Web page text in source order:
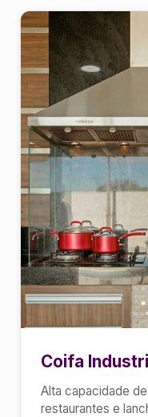
Coifa
Alta capacidade
restaurantes e